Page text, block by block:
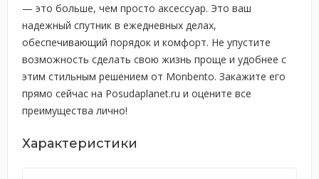
— это больше, чем просто аксессуар. Это ваш
надежный спутник в ежедневных делах,
обеспечивающий порядок и комфорт. Не упустите
возможность сделать свою жизнь проще и удобнее с
этим стильным решением от Monbento. Закажите его
прямо сейчас на Posudaplanet.ru и оцените все
преимущества лично!
Характеристики